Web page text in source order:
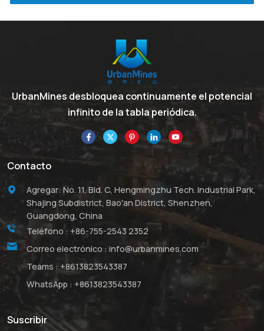
UrbanMines desbloquea continuamente el potencial
infinito de la tabla periódica.
Contacto
Agregar: No. 11, Bld. C, Hengmingzhu Tech. Industrial Park,
Shajing Subdistrict, Bao'an District, Shenzhen,
Guangdong, China
Teléfono : +86-755-2543 2352
Correo electrónico : info@urbanmines.com
Teams : +8613823543387
WhatsApp : +8613823543387
Suscribir